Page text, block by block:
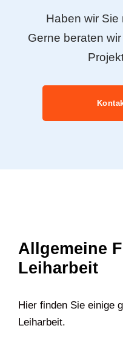
Haben wir Sie
Gerne beraten
Allgemeine
Leiharbeit
Hier finden Sie einige
Leiharbeit.